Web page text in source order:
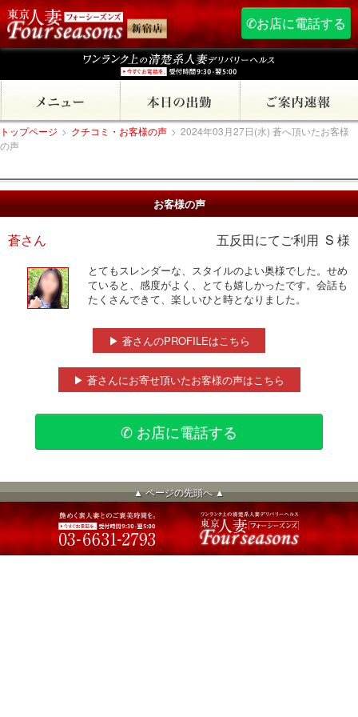
✆お店に電話する
トップページ > クチコミ・お客様の声 > 2024年03月27日(水) 蒼へ頂いたお客様
の声
お客様の声
蒼さん 五反田にてご利用 S 様
とてもスレンダーな、スタイルのよい奥様でした。せめ
ていると、感度がよく、とても嬉しかったです。会話も
たくさんできて、楽しいひと時となりました。
▶ 蒼さんのPROFILEはこちら
▶ 蒼さんにお寄せ頂いたお客様の声はこちら
✆ お店に電話する
▲ ページの先頭へ ▲